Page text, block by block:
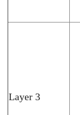
Layer 3